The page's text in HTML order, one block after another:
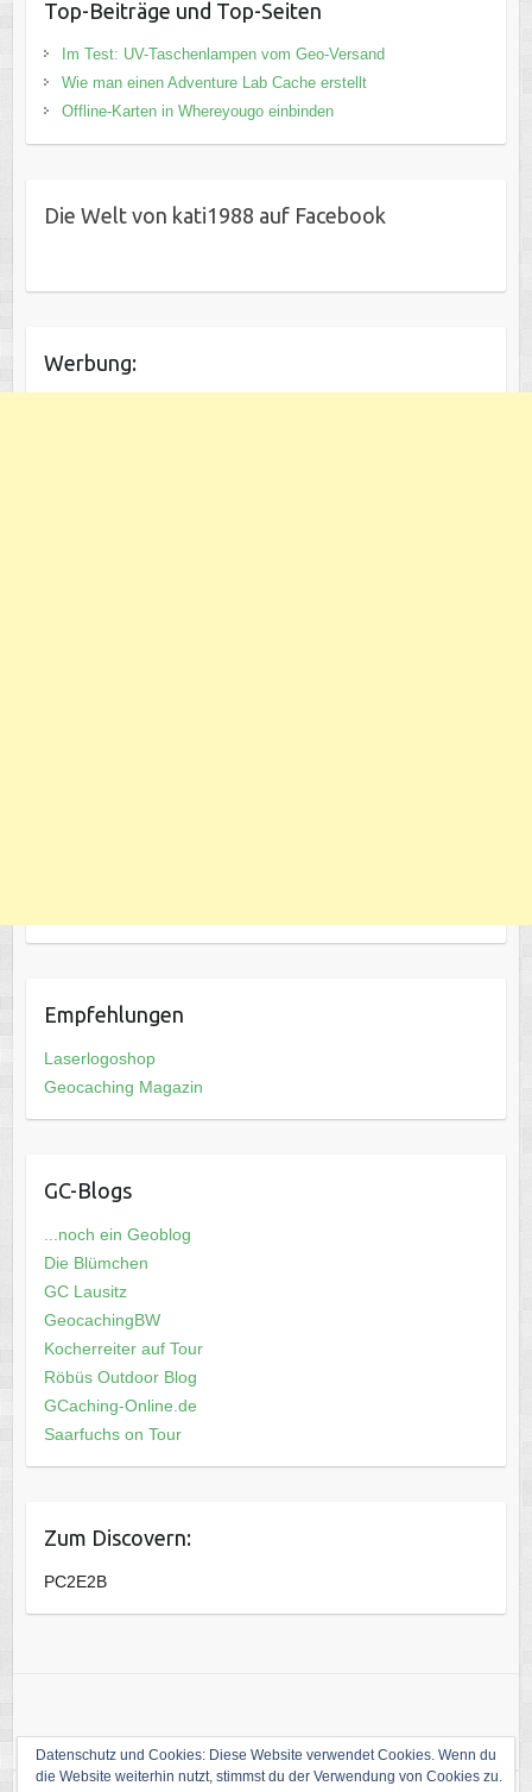
Top-Beiträge und Top-Seiten
Im Test: UV-Taschenlampen vom Geo-Versand
Wie man einen Adventure Lab Cache erstellt
Offline-Karten in Whereyougo einbinden
Die Welt von kati1988 auf Facebook
Werbung:
Empfehlungen
Laserlogoshop
Geocaching Magazin
GC-Blogs
...noch ein Geoblog
Die Blümchen
GC Lausitz
GeocachingBW
Kocherreiter auf Tour
Röbüs Outdoor Blog
GCaching-Online.de
Saarfuchs on Tour
Zum Discovern:
PC2E2B
Datenschutz und Cookies: Diese Website verwendet Cookies. Wenn du
die Website weiterhin nutzt, stimmst du der Verwendung von Cookies zu.